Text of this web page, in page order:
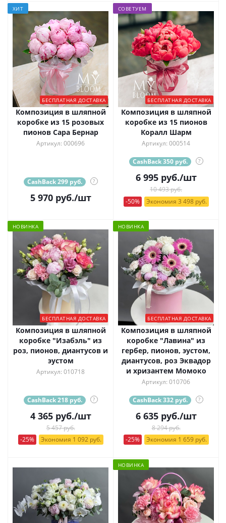
ХИТ
БЕСПЛАТНАЯ ДОСТАВКА
Композиция в шляпной
коробке из 15 розовых
пионов Сара Бернар
Артикул: 000696
CashBack 299 руб. ?
5 970руб./шт
СОВЕТУЕМ
БЕСПЛАТНАЯ ДОСТАВКА
Композиция в шляпной
коробке из 15 пионов
Коралл Шарм
Артикул: 000514
CashBack 350 руб. ?
6 995руб./шт
10 493 руб.
-50%
Экономия 3 498 руб.
НОВИНКА
БЕСПЛАТНАЯ ДОСТАВКА
Композиция в шляпной
коробке "Изабэль" из
роз, пионов, диантусов и
эустом
Артикул: 010718
CashBack 218 руб. ?
4 365руб./шт
5 457 руб.
-25%
Экономия 1 092 руб.
НОВИНКА
БЕСПЛАТНАЯ ДОСТАВКА
Композиция в шляпной
коробке "Лавина" из
гербер, пионов, эустом,
диантусов, роз Эквадор
и хризантем Момоко
Артикул: 010706
CashBack 332 руб. ?
6 635руб./шт
8 294 руб.
-25%
Экономия 1 659 руб.
НОВИНКА